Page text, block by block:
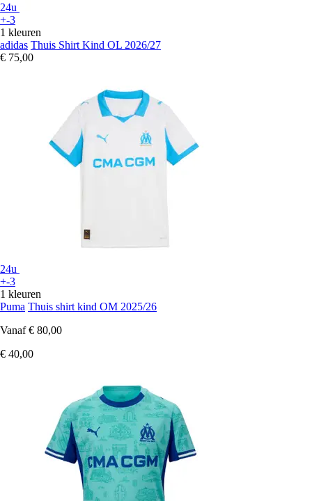
24u
+-3
1 kleuren
adidas Thuis Shirt Kind OL 2026/27
€ 75,00
24u
+-3
1 kleuren
Puma Thuis shirt kind OM 2025/26
Vanaf € 80,00
€ 40,00